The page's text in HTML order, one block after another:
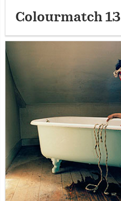
Colourmatch 13